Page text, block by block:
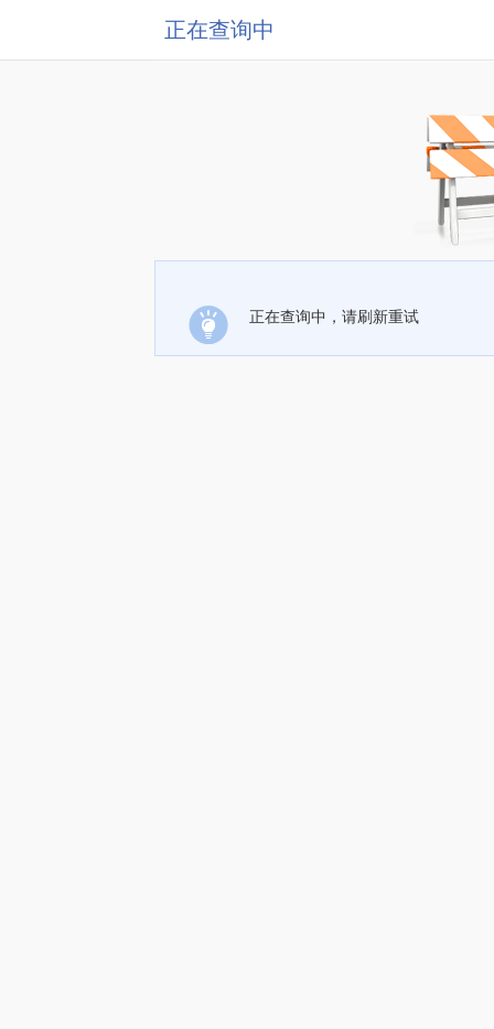
正在查询中
正在查询中，请刷新重试